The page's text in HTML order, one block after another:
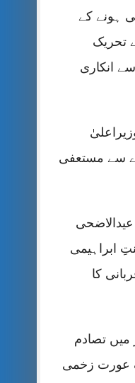
ہونے کے
تحریک
انکاری
سے مستعفی
عیدالاضحی
ابراہیمی
کا
میں تصادم
عورت زخمی